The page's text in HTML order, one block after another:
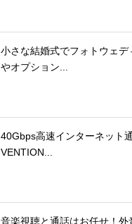
小さな結婚式でフォトウェデ
やオプション...
40Gbps高速インターネット
VENTION...
音楽視聴と通話はお任せ！外